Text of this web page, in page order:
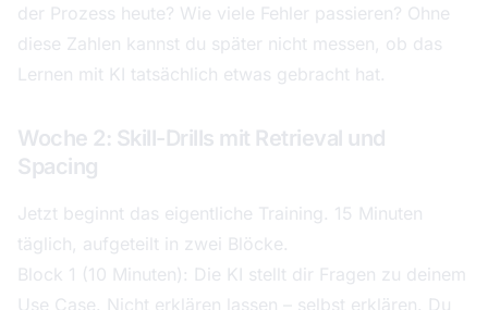
der Prozess heute? Wie viele Fehler passieren? Ohne
diese Zahlen kannst du später nicht messen, ob das
Lernen mit KI tatsächlich etwas gebracht hat.
Woche 2: Skill-Drills mit Retrieval und
Spacing
Jetzt beginnt das eigentliche Training. 15 Minuten
täglich, aufgeteilt in zwei Blöcke.
Block 1 (10 Minuten): Die KI stellt dir Fragen zu deinem
Use Case. Nicht erklären lassen – selbst erklären. Du